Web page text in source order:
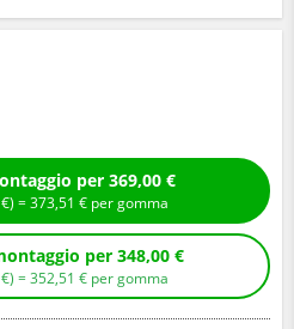
Compra con montaggio per 369,00 €
€ ) =373,51 € per gomma
Compra senza montaggio per 348,00 €
€ ) =352,51 € per gomma